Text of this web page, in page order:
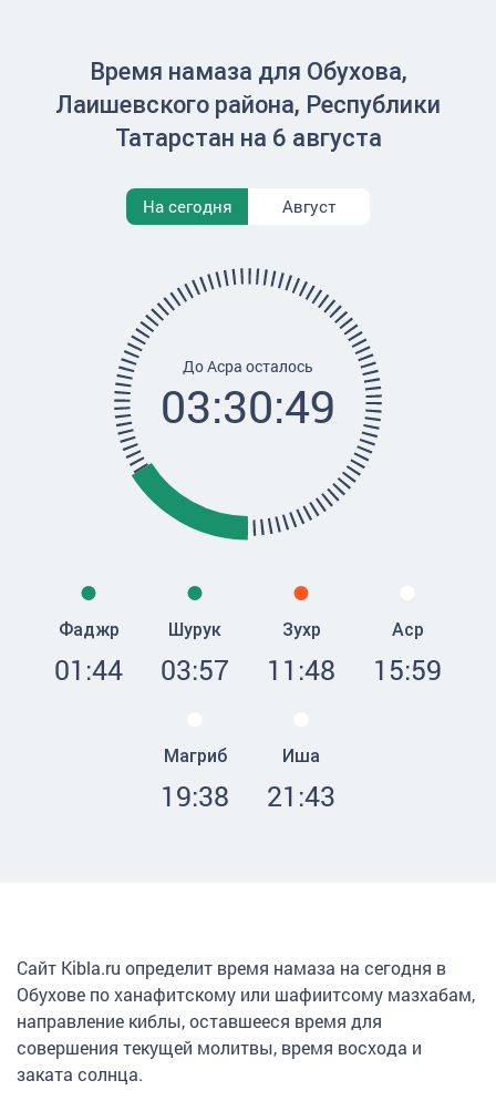
Время намаза для Обухова,
Лаишевского района, Республики
Татарстан на 6 августа
На сегодня Август
До Асра осталось
03:30:49
Фаджр
01:44
Шурук
03:57
Зухр
11:48
Аср
15:59
Магриб
19:38
Иша
21:43
Сайт Kibla.ru определит время намаза на сегодня в
Обухове по ханафитскому или шафиитсому мазхабам,
направление киблы, оставшееся время для
совершения текущей молитвы, время восхода и
заката солнца.